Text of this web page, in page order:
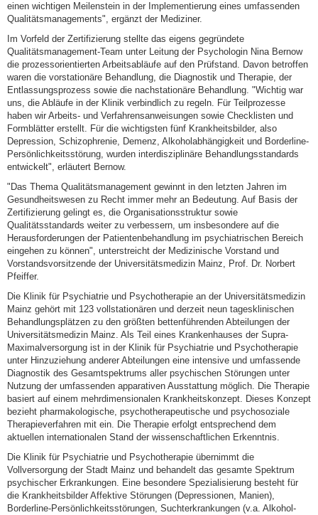
einen wichtigen Meilenstein in der Implementierung eines umfassenden
Qualitätsmanagements", ergänzt der Mediziner.
Im Vorfeld der Zertifizierung stellte das eigens gegründete
Qualitätsmanagement-Team unter Leitung der Psychologin Nina Bernow
die prozessorientierten Arbeitsabläufe auf den Prüfstand. Davon betroffen
waren die vorstationäre Behandlung, die Diagnostik und Therapie, der
Entlassungsprozess sowie die nachstationäre Behandlung. "Wichtig war
uns, die Abläufe in der Klinik verbindlich zu regeln. Für Teilprozesse
haben wir Arbeits- und Verfahrensanweisungen sowie Checklisten und
Formblätter erstellt. Für die wichtigsten fünf Krankheitsbilder, also
Depression, Schizophrenie, Demenz, Alkoholabhängigkeit und Borderline-
Persönlichkeitsstörung, wurden interdisziplinäre Behandlungsstandards
entwickelt", erläutert Bernow.
"Das Thema Qualitätsmanagement gewinnt in den letzten Jahren im
Gesundheitswesen zu Recht immer mehr an Bedeutung. Auf Basis der
Zertifizierung gelingt es, die Organisationsstruktur sowie
Qualitätsstandards weiter zu verbessern, um insbesondere auf die
Herausforderungen der Patientenbehandlung im psychiatrischen Bereich
eingehen zu können", unterstreicht der Medizinische Vorstand und
Vorstandsvorsitzende der Universitätsmedizin Mainz, Prof. Dr. Norbert
Pfeiffer.
Die Klinik für Psychiatrie und Psychotherapie an der Universitätsmedizin
Mainz gehört mit 123 vollstationären und derzeit neun tagesklinischen
Behandlungsplätzen zu den größten bettenführenden Abteilungen der
Universitätsmedizin Mainz. Als Teil eines Krankenhauses der Supra-
Maximalversorgung ist in der Klinik für Psychiatrie und Psychotherapie
unter Hinzuziehung anderer Abteilungen eine intensive und umfassende
Diagnostik des Gesamtspektrums aller psychischen Störungen unter
Nutzung der umfassenden apparativen Ausstattung möglich. Die Therapie
basiert auf einem mehrdimensionalen Krankheitskonzept. Dieses Konzept
bezieht pharmakologische, psychotherapeutische und psychosoziale
Therapieverfahren mit ein. Die Therapie erfolgt entsprechend dem
aktuellen internationalen Stand der wissenschaftlichen Erkenntnis.
Die Klinik für Psychiatrie und Psychotherapie übernimmt die
Vollversorgung der Stadt Mainz und behandelt das gesamte Spektrum
psychischer Erkrankungen. Eine besondere Spezialisierung besteht für
die Krankheitsbilder Affektive Störungen (Depressionen, Manien),
Borderline-Persönlichkeitsstörungen, Suchterkrankungen (v.a. Alkohol-